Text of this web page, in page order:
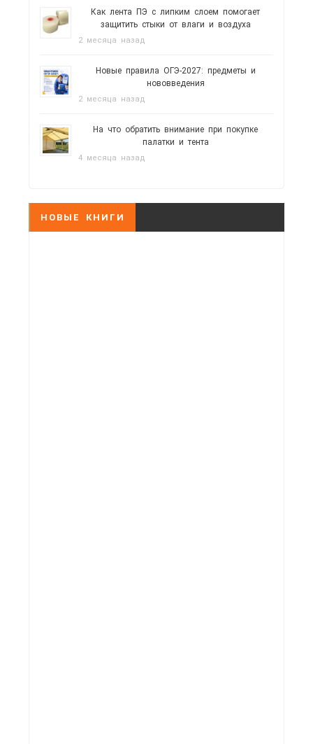
Как лента ПЭ с липким слоем помогает
защитить стыки от влаги и воздуха
2 месяца назад
Новые правила ОГЭ-2027: предметы и
нововведения
2 месяца назад
На что обратить внимание при покупке
палатки и тента
4 месяца назад
НОВЫЕ КНИГИ